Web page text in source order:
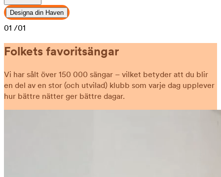
Designa din Haven
01 /01
Folkets favoritsängar
Vi har sålt över 150 000 sängar – vilket betyder att du blir
en del av en stor (och utvilad) klubb som varje dag upplever
hur bättre nätter ger bättre dagar.